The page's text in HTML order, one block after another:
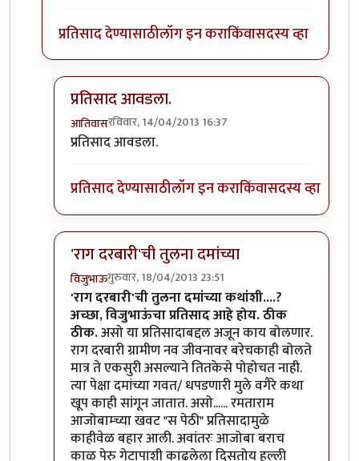
प्रतिसाद देण्यासाठीलॉग इन कराकिंवासदस्य व्हा
प्रतिसाद आवडला.
आतिवासरविवार, 14/04/2013 16:37
In reply toआंby
प्रतिसाद आवडला.
प्रतिसाद देण्यासाठीलॉग इन कराकिंवासदस्य व्हा
'राग दरबारी'ची तुलना दमांच्या
विजुभाऊगुरुवार, 18/04/2013 23:51
In reply toआंbyरमताराम
'राग दरबारी'ची तुलना दमांच्या कथांशी....?
अच्छा, विजुभाऊंचा प्रतिसाद आहे होय. ठीक
ठीक.असो या प्रतिसादाबद्दल अजून काय बोलणार.
राग दरबारी ग्रामीण नव जीवनावर बरेचकाही बोलते
मात्र ते एकसुरी असल्याने तितकेसे पोहोचत नाही.
त्या पेक्षा दमांच्या गवत/ धपडणारी मुले वगैरे कथा
खूप काही सांगून जातात. असो...... रमताराम
आजोबाम्च्या खवट "स पेठी" प्रतिसादामुळे
काहीवेळ बहार आली. अवांतरः आजोबा बराच
काळ पेरु गेटापाशी काढलेला दिसतोय हल्ली